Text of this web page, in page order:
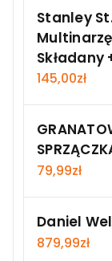
Stanley
Składany
145,00zł
79,99zł
Daniel
879,99zł